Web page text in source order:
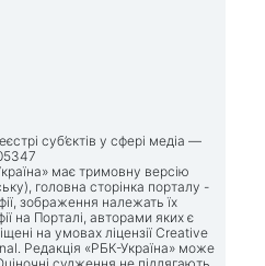
суб’єктів у сфері медіа —
має тримовну версію
головна сторінка порталу -
зображення належать їх
на Порталі, авторами яких є
на умовах ліцензії Creative
Редакція «РБК-Україна» може